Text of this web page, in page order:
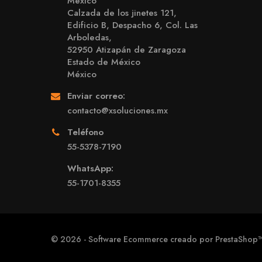
Calzada de los jinetes 121,
Edificio B, Despacho 6, Col. Las
Arboledas,
52950 Atizapán de Zaragoza
Estado de México
México
Enviar correo:
contacto@xsoluciones.mx
Teléfono
55-5378-7190
WhatsApp:
55-1701-8355
© 2026 - Software Ecommerce creado por